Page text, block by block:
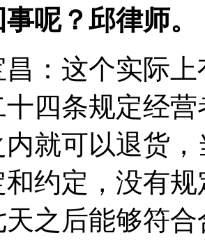
呢？邱律师。
这个实际上
四条规定经
内就可以退货
和约定，没有
之后能够符